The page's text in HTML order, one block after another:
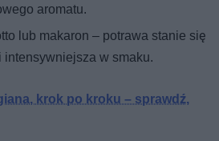
aromatu.
lub makaron – potrawa stanie się
intensywniejsza w smaku.
krok po kroku – sprawdź,